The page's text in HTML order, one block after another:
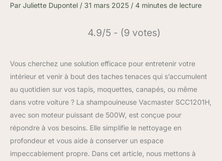
Par Juliette Dupontel / 31 mars 2025 / 4 minutes de lecture
4.9/5 - (9 votes)
Vous cherchez une solution efficace pour entretenir votre
intérieur et venir à bout des taches tenaces qui s’accumulent
au quotidien sur vos tapis, moquettes, canapés, ou même
dans votre voiture ? La shampouineuse Vacmaster SCC1201H,
avec son moteur puissant de 500W, est conçue pour
répondre à vos besoins. Elle simplifie le nettoyage en
profondeur et vous aide à conserver un espace
impeccablement propre. Dans cet article, nous mettons à